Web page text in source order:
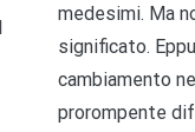
medesimi. Ma
significato.
cambiamento
prorompente